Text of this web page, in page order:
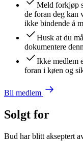
Meld forkjøp
de foran deg kan
ikke bindende å
Husk at du
dokumentere
Ikke medlem
foran i køen og
Bli medlem
Solgt for
Bud har blitt akseptert